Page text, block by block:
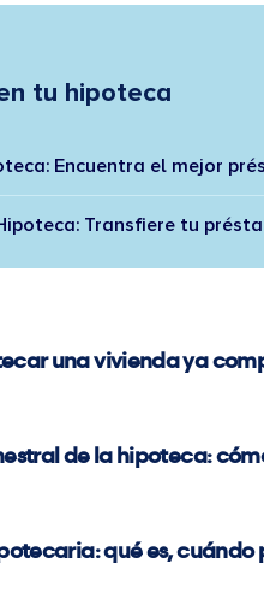
tu hipoteca
Encuentra el mejor
Transfiere tu
una vivienda ya
de la hipoteca:
qué es,